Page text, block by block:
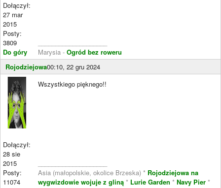
Dołączył:
27 mar
2015
Posty:
3809
Do góry
Marysia - Ogród bez roweru
Rojodziejowa00:10, 22 gru 2024
Dołączył:
28 sie
2015
Posty:
11074
Wszystkiego pięknego!!
Asia (małopolskie, okolice Brzeska) * Rojodziejowa na
wygwizdowie wojuje z gliną * Lurie Garden * Navy Pier *